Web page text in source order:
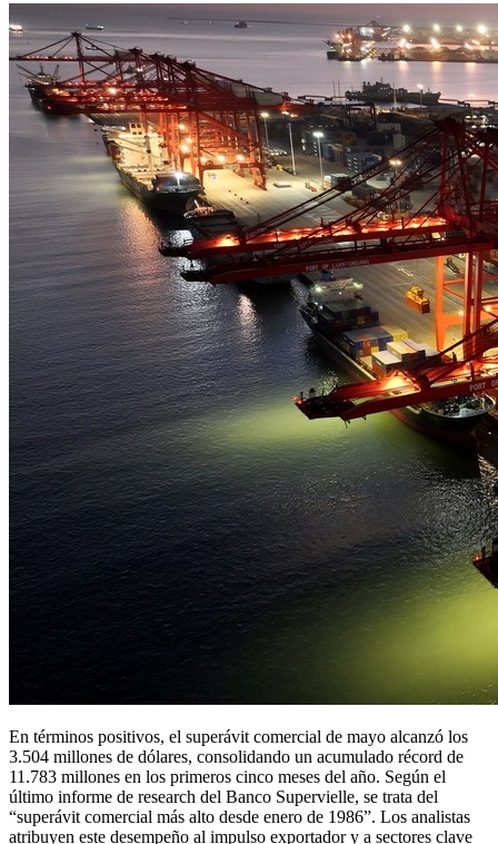
En términos positivos, el superávit comercial de mayo alcanzó los
3.504 millones de dólares, consolidando un acumulado récord de
11.783 millones en los primeros cinco meses del año. Según el
último informe de research del Banco Supervielle, se trata del
“superávit comercial más alto desde enero de 1986”. Los analistas
atribuyen este desempeño al impulso exportador y a sectores clave